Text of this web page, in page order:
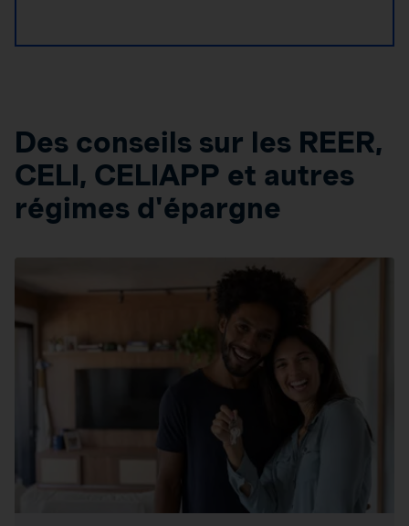
Des conseils sur les REER,
CELI, CELIAPP et autres
régimes d'épargne